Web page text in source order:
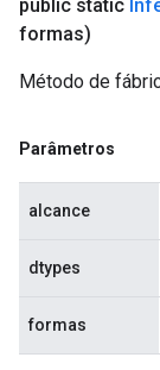
public static
formas)
Método de
Parâmetros
alcance
dtypes
formas